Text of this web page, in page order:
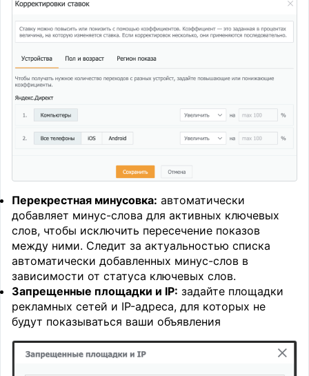
Перекрестная минусовка: автоматически
добавляет минус-слова для активных ключевых
слов, чтобы исключить пересечение показов
между ними. Следит за актуальностью списка
автоматически добавленных минус-слов в
зависимости от статуса ключевых слов.
Запрещенные площадки и IP: задайте площадки
рекламных сетей и IP-адреса, для которых не
будут показываться ваши объявления